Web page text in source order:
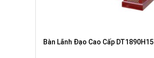
Bàn Lãnh Đạo Cao Cấp DT1890H15